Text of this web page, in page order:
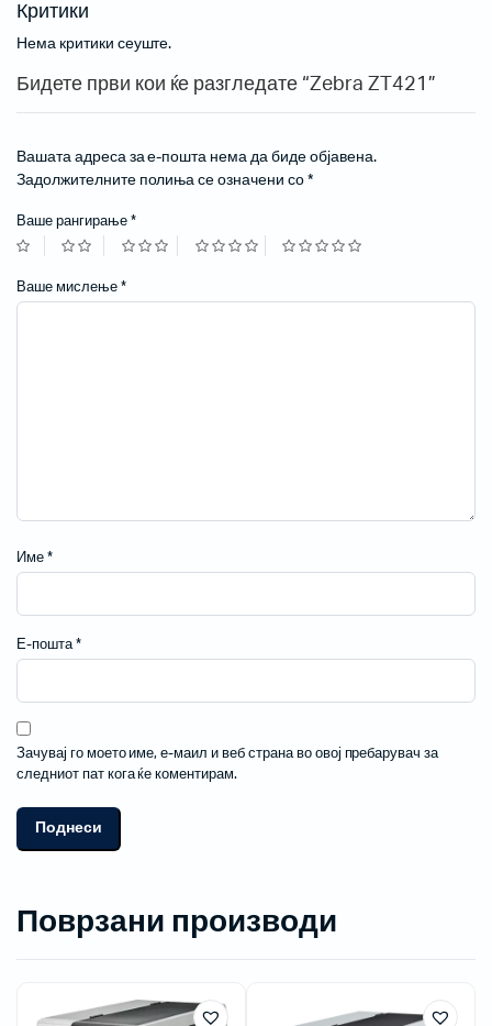
Критики
Нема критики сеуште.
Бидете први кои ќе разгледате “Zebra ZT421”
Вашата адреса за е-пошта нема да биде објавена.
Задолжителните полиња се означени со *
Ваше рангирање *
Ваше мислење *
Име *
Е-пошта*
Зачувај го моето име, е-маил и веб страна во овој пребарувач за
следниот пат кога ќе коментирам.
Поврзани производи